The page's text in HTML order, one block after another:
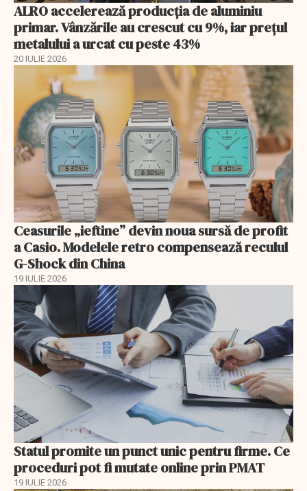
ALRO accelerează producția de aluminiu
primar. Vânzările au crescut cu 9%, iar prețul
metalului a urcat cu peste 43%
20 IULIE 2026
Ceasurile „ieftine” devin noua sursă de profit
a Casio. Modelele retro compensează reculul
G-Shock din China
19 IULIE 2026
Statul promite un punct unic pentru firme. Ce
proceduri pot fi mutate online prin PMAT
19 IULIE 2026